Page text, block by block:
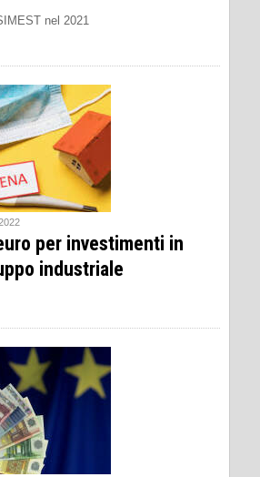
nel 2021
per investimenti in
industriale